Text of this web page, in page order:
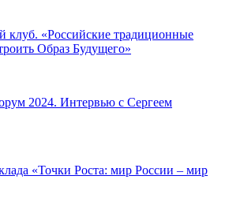
клуб. «Российские традиционные
Образ Будущего»
2024. Интервью с Сергеем
«Точки Роста: мир России – мир